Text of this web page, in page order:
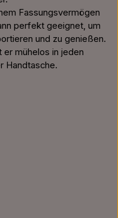
Fassungsvermögen
perfekt geeignet, um
und zu genießen.
er mühelos in jeden
Handtasche.